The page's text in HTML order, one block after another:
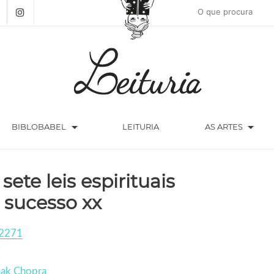
BIBLOBABEL arrow_drop_down LEITURIA AS ARTES arrow_drop_down
sete leis espirituais
xx
Chopra